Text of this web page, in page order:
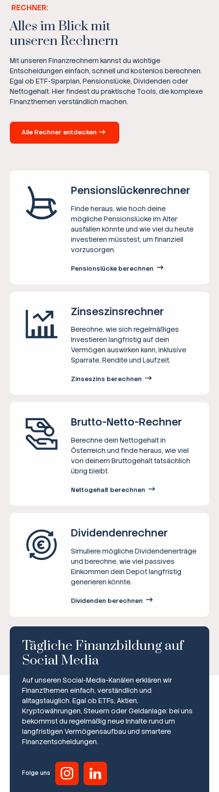
Broker-Vergleich
Ratgeber
RECHNER:
Alles im Blick mit
unseren Rechnern
Mit unseren Finanzrechnern kannst du wichtige
Entscheidungen einfach, schnell und kostenlos berechnen.
Egal ob ETF-Sparplan, Pensionslücke, Dividenden oder
Nettogehalt. Hier findest du praktische Tools, die komplexe
Finanzthemen verständlich machen.
Alle Rechner entdecken
Pensions­lücken­rechner
Finde heraus, wie hoch deine
mögliche Pensionslücke im Alter
ausfallen könnte und wie viel du heute
investieren müsstest, um finanziell
vorzusorgen.
Pensionslücke berechnen
Zinseszins­rechner
Berechne, wie sich regelmäßiges
Investieren langfristig auf dein
Vermögen auswirken kann, inklusive
Sparrate, Rendite und Laufzeit.
Zinseszins berechnen
Brutto-Netto-­Rechner
Berechne dein Nettogehalt in
Österreich und finde heraus, wie viel
von deinem Bruttogehalt tatsächlich
übrig bleibt.
Nettogehalt berechnen
Dividenden­rechner
Simuliere mögliche Dividendenerträge
und berechne, wie viel passives
Einkommen dein Depot langfristig
generieren könnte.
Dividenden berechnen
Tägliche Finanzbildung auf
Social Media
Auf unseren Social-Media-Kanälen erklären wir
Finanzthemen einfach, verständlich und
alltagstauglich. Egal ob ETFs, Aktien,
Kryptowährungen, Steuern oder Geldanlage: bei uns
bekommst du regelmäßig neue Inhalte rund um
langfristigen Vermögensaufbau und smartere
Finanzentscheidungen.
Folge uns